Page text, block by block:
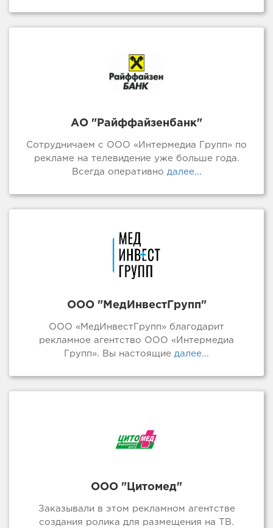
АО "Райффайзенбанк"
Сотрудничаем с ООО «Интермедиа Групп» по
рекламе на телевидение уже больше года.
Всегда оперативно далее...
ООО "МедИнвестГрупп"
ООО «МедИнвестГрупп» благодарит
рекламное агентство ООО «Интермедиа
Групп». Вы настоящие далее...
ООО "Цитомед"
Заказывали в этом рекламном агентстве
создания ролика для размещения на ТВ.